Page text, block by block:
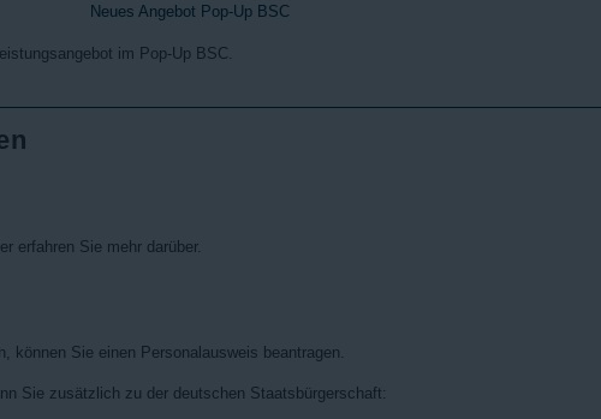
Neues Angebot Pop-Up BSC
im Pop-Up BSC.
erfahren Sie mehr darüber.
können Sie einen Personalausweis beantragen.
Sie zusätzlich zu der deutschen Staatsbürgerschaft: